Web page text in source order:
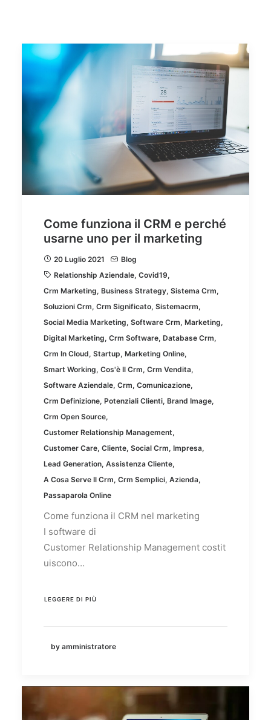
Assistenza Tecnica CRM
Video Tutorial CRM
Ricerca
Come funziona il CRM e perché
usarne uno per il marketing
20 Luglio 2021
Blog
Relationship Aziendale, Covid19,
Crm Marketing, Business Strategy, Sistema Crm,
Soluzioni Crm, Crm Significato, Sistemacrm,
Social Media Marketing, Software Crm, Marketing,
Digital Marketing, Crm Software, Database Crm,
Crm In Cloud, Startup, Marketing Online,
Smart Working, Cos'è Il Crm, Crm Vendita,
Software Aziendale, Crm, Comunicazione,
Crm Definizione, Potenziali Clienti, Brand Image,
Crm Open Source,
Customer Relationship Management,
Customer Care, Cliente, Social Crm, Impresa,
Lead Generation, Assistenza Cliente,
A Cosa Serve Il Crm, Crm Semplici, Azienda,
Passaparola Online
Come funziona il CRM nel marketing
I software di
Customer Relationship Management costit
uiscono…
LEGGERE DI PIÙ
by amministratore